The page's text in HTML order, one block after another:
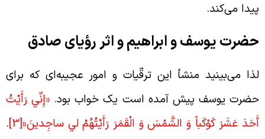
می‌کند.
یوسف و ابراهیم و اثر رؤیای صادق
می‌بینید منشأ این ترقّیات و امور عجیبه‌ای که برای
یوسف پیش آمده است یک خواب بود.«إِنِّي رَأَيْتُ
عَشَرَ كَوْكَباً وَ الشَّمْسَ وَ الْقَمَرَ رَأَيْتُهُمْ لي‏ ساجِدينَ»[3]
.